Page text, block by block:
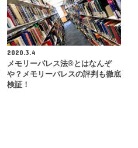
2020.3.4
メモリーパレス法®︎とはなんぞ
や？メモリーパレスの評判も徹底
検証！